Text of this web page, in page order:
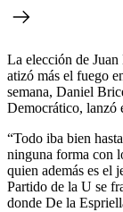
La elección de
atizó más el fuego
semana, Daniel
Democrático, lanzó
“Todo iba bien
ninguna forma con
quien además es el
Partido de la U se
donde De la